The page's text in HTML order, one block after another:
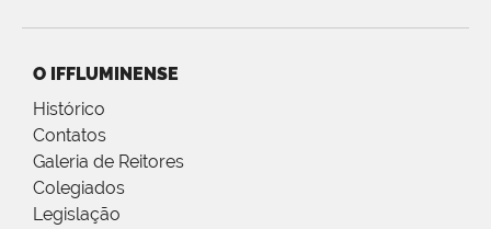
O IFFLUMINENSE
Histórico
Contatos
Galeria de Reitores
Colegiados
Legislação